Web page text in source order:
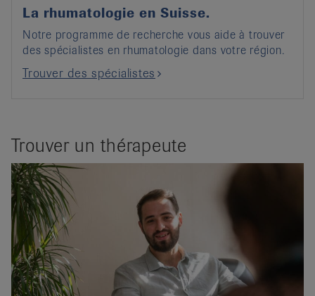
La rhumatologie en Suisse.
Notre programme de recherche vous aide à trouver
des spécialistes en rhumatologie dans votre région.
Trouver des spécialistes
Trouver un thérapeute